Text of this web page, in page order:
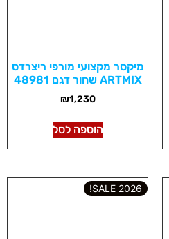
מיקסר מקצועי מורפי ריצרדס
ARTMIX שחור דגם 48981
₪1,230
הוספה לסל
2026 SALE!